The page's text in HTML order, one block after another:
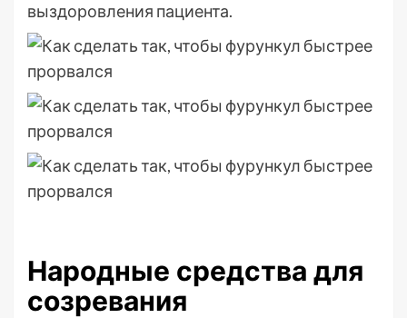
выздоровления пациента.
Народные средства для
созревания